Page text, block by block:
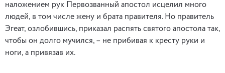
наложением рук Первозванный апостол исцелил много
людей, в том числе жену и брата правителя. Но правитель
Эгеат, озлобившись, приказал распять святого апостола так,
чтобы он долго мучился, – не прибивая к кресту руки и
ноги, а привязав их.